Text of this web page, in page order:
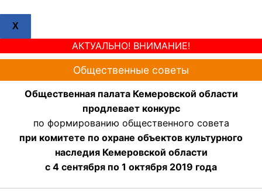
X
АКТУАЛЬНО! ВНИМАНИЕ!
Общественные советы
Общественная палата Кемеровской области
продлевает конкурс
по формированию общественного совета
при комитете по охране объектов культурного
наследия Кемеровской области
с 4 сентября по 1 октября 2019 года